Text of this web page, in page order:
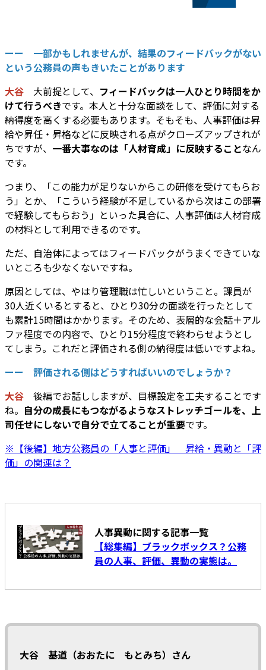
ーー 一部かもしれませんが、結果のフィードバックがない
という公務員の声もきいたことがあります
大谷 大前提として、 フィードバックは一人ひとり時間をか
けて行うべきです。本人と十分な面談をして、評価に対する
納得度を高くする必要もあります。そもそも、人事評価は昇
給や昇任・昇格などに反映される点がクローズアップされが
ちですが、 一番大事なのは「人材育成」に反映することなん
です。
つまり、「この能力が足りないからこの研修を受けてもらお
う」とか、「こういう経験が不足しているから次はこの部署
で経験してもらおう」といった具合に、人事評価は人材育成
の材料として利用できるのです。
ただ、自治体によってはフィードバックがうまくできていな
いところも少なくないですね。
原因としては、やはり管理職は忙しいということ。課員が
30人近くいるとすると、ひとり30分の面談を行ったとして
も累計15時間はかかります。そのため、表層的な会話＋アル
ファ程度での内容で、ひとり15分程度で終わらせようとし
てしまう。これだと評価される側の納得度は低いですよね。
ーー 評価される側はどうすればいいのでしょうか？
大谷 後編でお話ししますが、目標設定を工夫することです
ね。 自分の成長にもつながるようなストレッチゴールを、上
司任せにしないで自分で立てることが重要です。
※【後編】地方公務員の「人事と評価」 昇給・異動と「評
価」の関連は？
人事異動に関する記事一覧
【総集編】ブラックボックス？公務
員の人事、評価、異動の実態は。
大谷 基道（おおたに もとみち）さん